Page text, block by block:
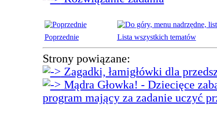
Poprzednie Lista wszystkich tematów
Strony powiązane:
Zagadki, łamigłówki dla
Mądra Głowka! - Dziecięce
program mający za zadanie uczyć